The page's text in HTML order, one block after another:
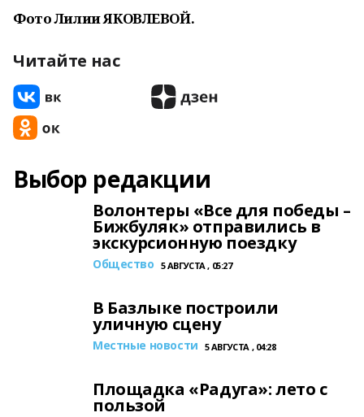
Фото Лилии ЯКОВЛЕВОЙ.
Читайте нас
Выбор редакции
Волонтеры «Все для победы –
Бижбуляк» отправились в
экскурсионную поездку
Общество 5 АВГУСТА , 05:27
В Базлыке построили
уличную сцену
Местные новости 5 АВГУСТА , 04:28
Площадка «Радуга»: лето с
пользой